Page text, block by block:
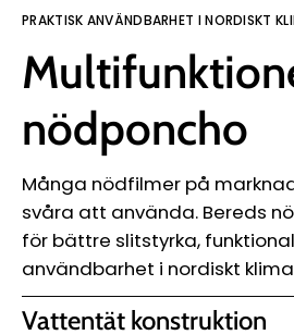
PRAKTISK ANVÄNDBARHET I NORDISKT
nödponcho
Många nödfilmer på
svåra att använda. Bereds
för bättre slitstyrka,
användbarhet i nordiskt
Vattentät konstruktion